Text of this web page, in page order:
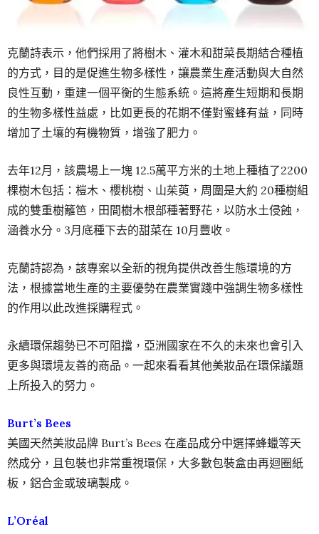
克蘭詩表示，他們採用了將樹木、灌木和甜菜長期結合種植
的方式，目的是促進生物多樣性，讓農業生產活動與大自然
良性互動，重建一個平衡的生態系統。這將產生短期和長期
的生物多樣性益處，比如更長的花期不僅對蜜蜂有益，同時
增加了土壤的有機物質，增強了肥力。
去年12月，該農場上一塊 12.5萬平方米的土地上種植了2200
棵樹木包括：榿木、櫻桃樹、山茱萸，周圍是大約 20種樹組
成的雙重樹籬笆，田間樹木根部種著野花，以防水土侵蝕，
涵養水分。3月底種下去的甜菜在 10月豐收。
克蘭詩認為，該專案以全新的視角提供改善生態環境的方
法，根據當地生產的主要優勢在農業實踐中強調生物多樣性
的作用以此改進採購程式。
永續環保趨勢已不可阻擋，亞洲國家在不久的未來也會引入
更多與環境友善的商品。一起來看看其他美妝品在環保議題
上所投入的努力。
Burt’s Bees
美國天然美妝品牌 Burt’s Bees 在產品成分中選擇蜂蠟等天
然成分，且包裝也非常重視環保，大多數包裝盒由再迴圈紙
板，鋁合金或玻璃製成。
L’Oréal